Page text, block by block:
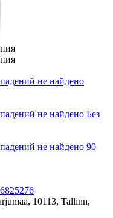
не найдено
не найдено Без
не найдено 90
10113, Tallinn,